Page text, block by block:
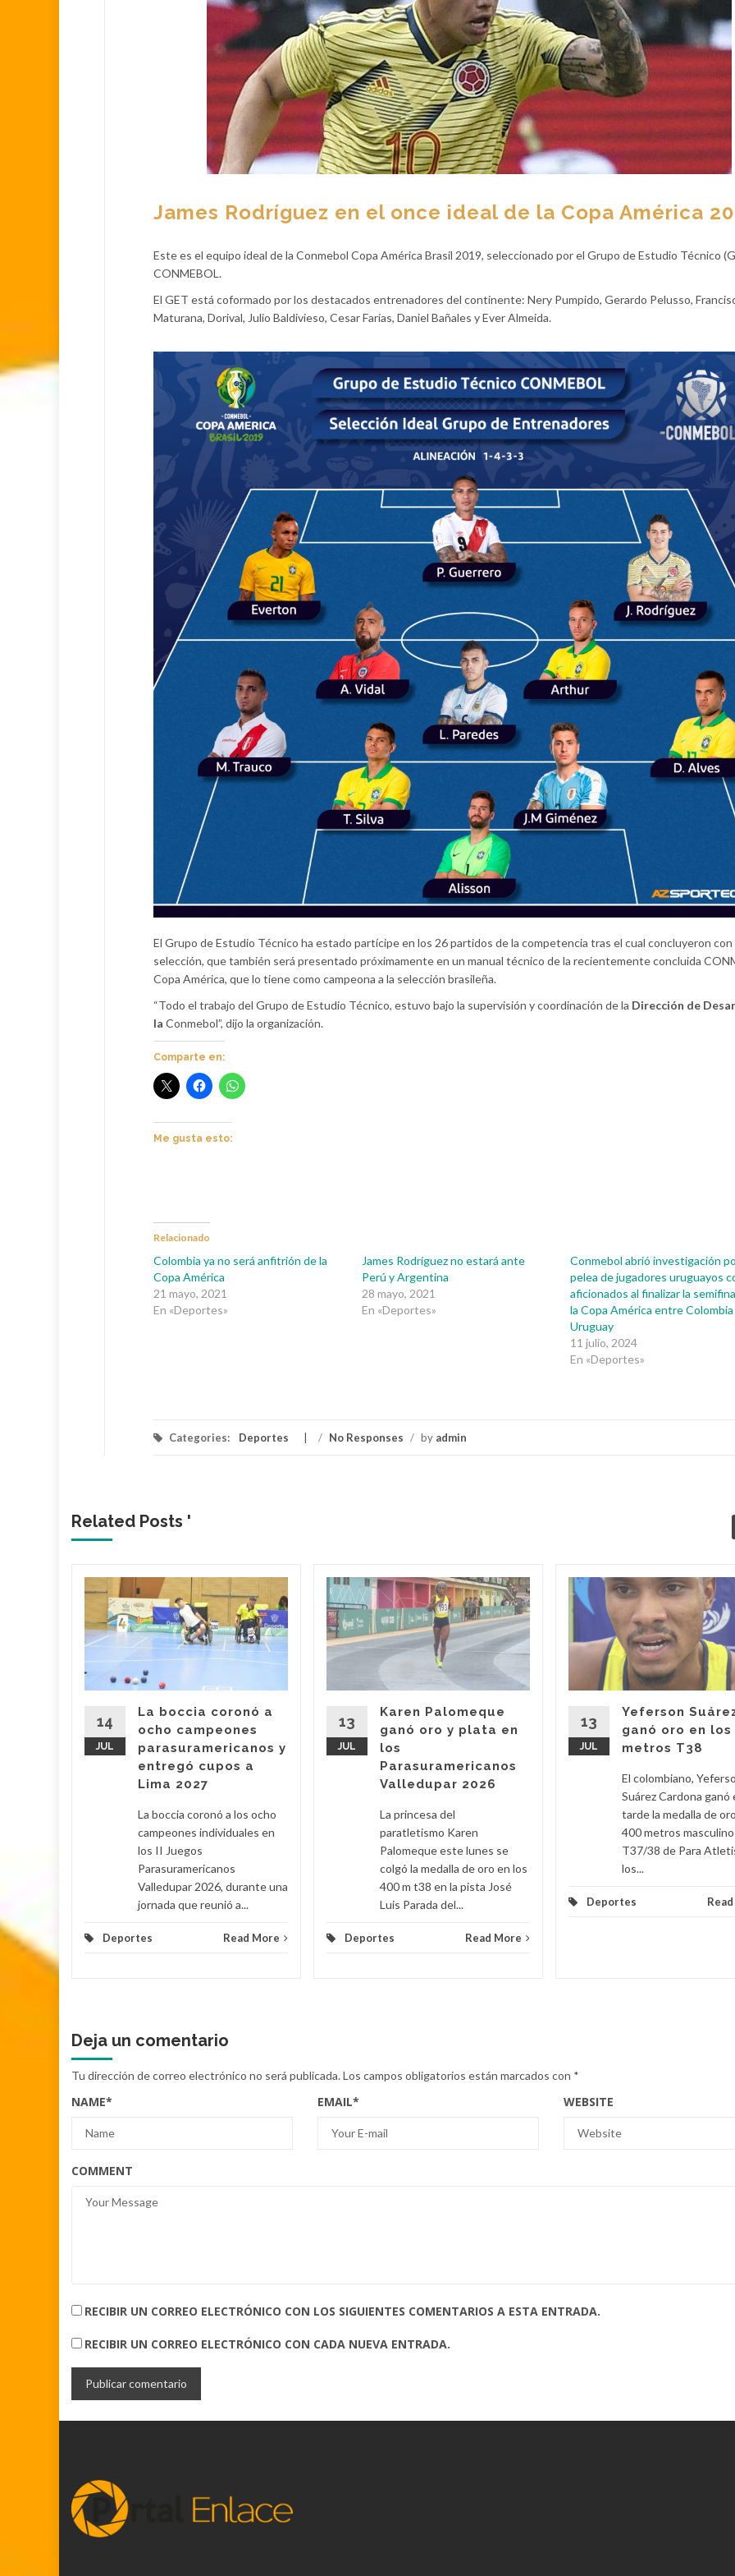
James Rodríguez en el once ideal de la Copa América
Este es el equipo ideal de la Conmebol Copa América Brasil 2019, seleccionado por el Grupo de Estudio Técnico
CONMEBOL.
El GET está coformado por los destacados entrenadores del continente: Nery Pumpido, Gerardo Pelusso,
Maturana, Dorival, Julio Baldivieso, Cesar Farías, Daniel Bañales y Ever Almeida.
El Grupo de Estudio Técnico ha estado partícipe en los 26 partidos de la competencia tras el cual concluyeron con
selección, que también será presentado próximamente en un manual técnico de la recientemente concluida
Copa América, que lo tiene como campeona a la selección brasileña.
“Todo el trabajo del Grupo de Estudio Técnico, estuvo bajo la supervisión y coordinación de la Dirección de
la Conmebol”, dijo la organización.
Comparte en:
Me gusta esto:
Relacionado
Colombia ya no será anfitrión de la
Copa América
21 mayo, 2021
En «Deportes»
James Rodríguez no estará ante
Perú y Argentina
28 mayo, 2021
En «Deportes»
Conmebol abrió investigación
pelea de jugadores uruguayos
aficionados al finalizar la
la Copa América entre Colombia
Uruguay
11 julio, 2024
En «Deportes»
Categories: Deportes / No Responses / by admin
Related Posts '
14
JUL
La boccia coronó a
ocho campeones
parasuramericanos y
entregó cupos a
Lima 2027
La boccia coronó a los ocho
campeones individuales en
los II Juegos
Parasuramericanos
Valledupar 2026, durante una
jornada que reunió a...
Deportes Read More
13
JUL
Karen Palomeque
ganó oro y plata en
los
Parasuramericanos
Valledupar 2026
La princesa del
paratletismo Karen
Palomeque este lunes se
colgó la medalla de oro en los
400 m t38 en la pista José
Luis Parada del...
Deportes Read More
13
JUL
Yeferson
ganó oro en los
metros T38
El colombiano,
Suárez Cardona ganó
tarde la medalla de
400 metros masculino
T37/38 de Para
los...
Deportes
Deja un comentario
Tu dirección de correo electrónico no será publicada.Los campos obligatorios están marcados con *
NAME* EMAIL* WEBSITE
COMMENT
RECIBIR UN CORREO ELECTRÓNICO CON LOS SIGUIENTES COMENTARIOS A ESTA ENTRADA.
RECIBIR UN CORREO ELECTRÓNICO CON CADA NUEVA ENTRADA.